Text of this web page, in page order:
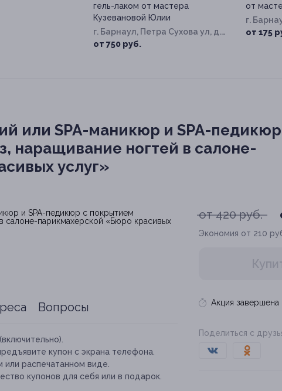
гель-лаком от мастера
Кузевановой Юлии
г. Барнаул, Петра Сухова ул, д.
14а
от 750 руб.
от
г.
от 175
или SPA-маникюр и SPA-
наращивание ногтей в салоне-
услуг»
от 420 руб.
Экономия от 210
Акция завершена
Поделиться с
Вопросы
купон с экрана телефона.
распечатанном виде.
купонов для себя или в подарок.